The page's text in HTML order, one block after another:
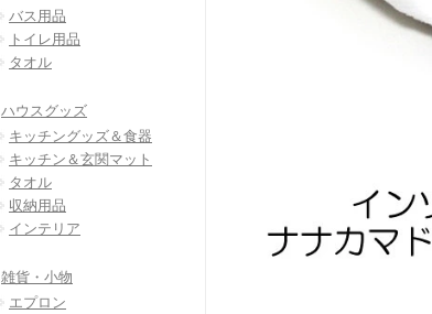
バス用品
トイレ用品
タオル
ハウスグッズ
キッチングッズ＆食器
キッチン＆玄関マット
タオル
収納用品
インテリア
雑貨・小物
エプロン